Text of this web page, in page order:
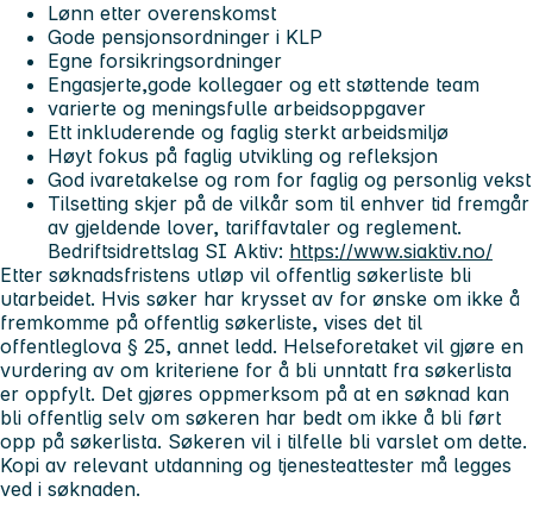
Lønn etter overenskomst
Gode pensjonsordninger i KLP
Egne forsikringsordninger
Engasjerte,gode kollegaer og ett støttende team
varierte og meningsfulle arbeidsoppgaver
Ett inkluderende og faglig sterkt arbeidsmiljø
Høyt fokus på faglig utvikling og refleksjon
God ivaretakelse og rom for faglig og personlig vekst
Tilsetting skjer på de vilkår som til enhver tid fremgår
av gjeldende lover, tariffavtaler og reglement.
Bedriftsidrettslag SI Aktiv: https://www.siaktiv.no/
Etter søknadsfristens utløp vil offentlig søkerliste bli
utarbeidet. Hvis søker har krysset av for ønske om ikke å
fremkomme på offentlig søkerliste, vises det til
offentleglova § 25, annet ledd. Helseforetaket vil gjøre en
vurdering av om kriteriene for å bli unntatt fra søkerlista
er oppfylt. Det gjøres oppmerksom på at en søknad kan
bli offentlig selv om søkeren har bedt om ikke å bli ført
opp på søkerlista. Søkeren vil i tilfelle bli varslet om dette.
Kopi av relevant utdanning og tjenesteattester må legges
ved i søknaden.